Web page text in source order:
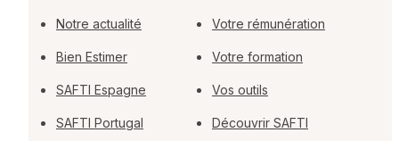
Notre actualité
Bien Estimer
SAFTI Espagne
SAFTI Portugal
Votre rémunération
Votre formation
Vos outils
Découvrir SAFTI